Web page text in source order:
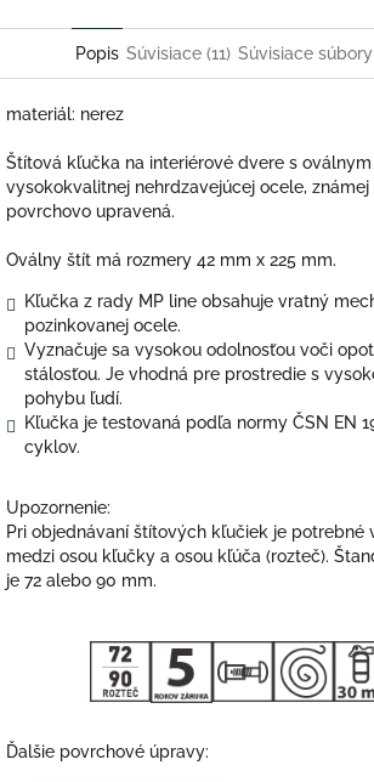
Popis Súvisiace (11) Súvisiace súbory
materiál: nerez
Štítová kľučka na interiérové dvere s
vysokokvalitnej nehrdzavejúcej ocele, známej
povrchovo upravená.
Oválny štít má rozmery 42 mm x 225 mm.
Kľučka z rady MP line obsahuje vratný
pozinkovanej ocele.
Vyznačuje sa vysokou odolnosťou voči
stálosťou. Je vhodná pre prostredie s
pohybu ľudí.
Kľučka je testovaná podľa normy ČSN EN
cyklov.
Upozornenie:
Pri objednávaní štítových kľučiek je potrebné
medzi osou kľučky a osou kľúča (rozteč).
je 72 alebo 90 mm.
Ďalšie povrchové úpravy: